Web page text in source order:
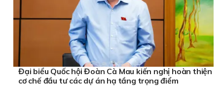
Đại biểu Quốc hội Đoàn Cà Mau kiến nghị hoàn thiện
cơ chế đầu tư các dự án hạ tầng trọng điểm